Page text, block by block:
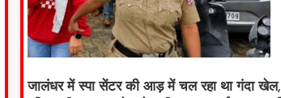
जालंधर में स्पा सेंटर की आड़ में चल रहा था गंदा खेल,